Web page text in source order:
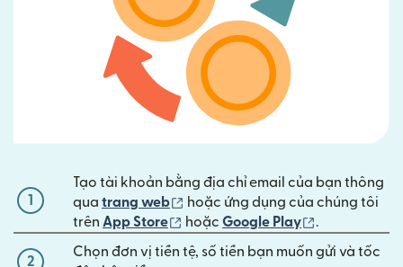
1
Tạo tài khoản bằng địa chỉ email của bạn thông
qua trang web (mở trong cửa sổ mới)
hoặc ứng dụng của chúng tôi
trên App Store (mở trong cửa sổ mới)
hoặc Google Play .
2
Chọn đơn vị tiền tệ, số tiền bạn muốn gửi và tốc